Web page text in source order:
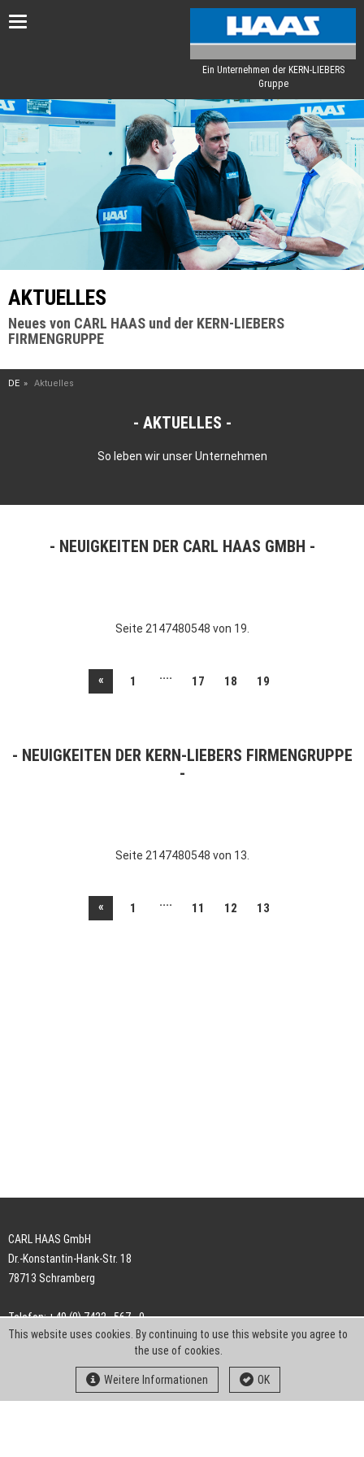
Toggle
Ein Unternehmen der KERN-LIEBERS
Gruppe
AKTUELLES
Neues von CARL HAAS und der KERN-LIEBERS
FIRMENGRUPPE
DE Aktuelles
AKTUELLES
So leben wir unser Unternehmen
NEUIGKEITEN DER CARL HAAS GMBH
Seite 2147480548 von 19.
« 1 .... 17 18 19
NEUIGKEITEN DER KERN-LIEBERS FIRMENGRUPPE
Seite 2147480548 von 13.
« 1 .... 11 12 13
CARL HAAS GmbH
Dr.-Konstantin-Hank-Str. 18
78713 Schramberg
Telefon: +49 (0) 7422 . 567 - 0
Telefax: +49 (0) 7422 . 567 - 239
info-ch@kern-liebers.com
This website uses cookies. By continuing to use this website you agree to
the use of cookies.
Weitere Informationen OK